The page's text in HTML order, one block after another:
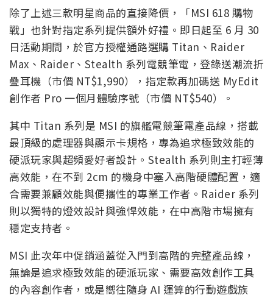
除了上述三款明星商品的直接降價，「MSI 618 購物
戰」也針對指定系列提供額外好禮。即日起至 6 月 30
日活動期間，於官方授權通路選購 Titan、Raider
Max、Raider、Stealth 系列電競筆電，登錄送潮流折
疊耳機（市價 NT$1,990），指定款再加碼送 MyEdit
創作者 Pro 一個月體驗序號（市價 NT$540）。
其中 Titan 系列是 MSI 的旗艦電競筆電產品線，搭載
最頂級的處理器與顯示卡規格，專為追求極致效能的
硬派玩家與超頻愛好者設計。Stealth 系列則主打輕薄
高效能，在不到 2cm 的機身中塞入高階硬體配置，適
合需要兼顧效能與便攜性的專業工作者。Raider 系列
則以獨特的燈效設計與強悍效能，在中高階市場擁有
穩定支持者。
MSI 此次年中促銷涵蓋從入門到高階的完整產品線，
無論是追求極致效能的硬派玩家、需要高效創作工具
的內容創作者，或是嚮往隨身 AI 運算的行動遊戲族